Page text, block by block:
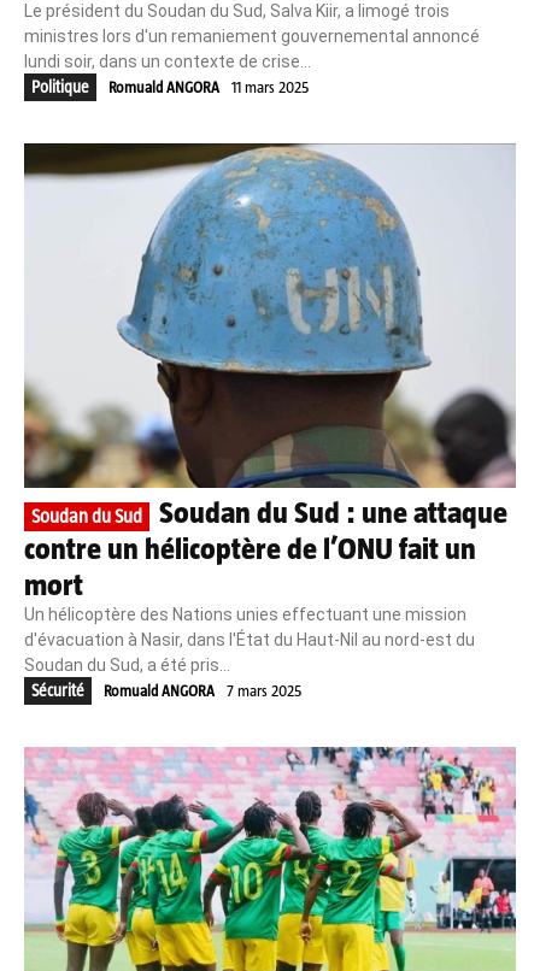
Le président du Soudan du Sud, Salva Kiir, a limogé trois
ministres lors d'un remaniement gouvernemental annoncé
lundi soir, dans un contexte de crise...
Politique
Romuald ANGORA 11 mars 2025
Soudan du Sud
Soudan du Sud : une attaque
contre un hélicoptère de l’ONU fait un
mort
Un hélicoptère des Nations unies effectuant une mission
d'évacuation à Nasir, dans l'État du Haut-Nil au nord-est du
Soudan du Sud, a été pris...
Sécurité
Romuald ANGORA 7 mars 2025